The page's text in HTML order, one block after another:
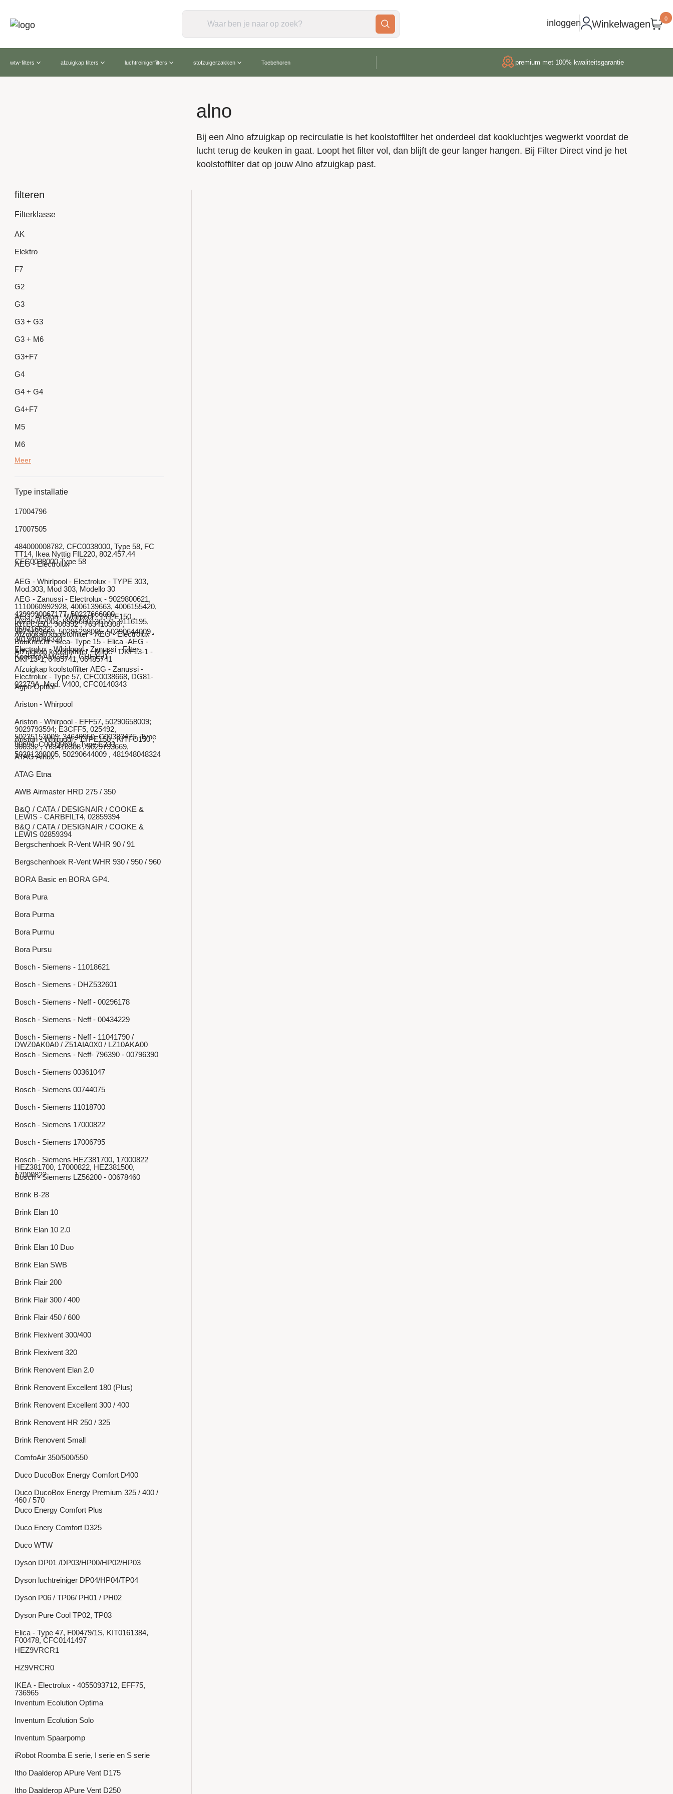
inloggen Winkelwagen 0
wtw-filters afzuigkap filters luchtreinigerfilters stofzuigerzakken Toebehoren premium met 100% kwaliteitsgarantie
alno
Bij een Alno afzuigkap op recirculatie is het koolstoffilter het onderdeel dat kookluchtjes wegwerkt voordat de
lucht terug de keuken in gaat. Loopt het filter vol, dan blijft de geur langer hangen. Bij Filter Direct vind je het
koolstoffilter dat op jouw Alno afzuigkap past.
filteren
Filterklasse
AK
Elektro
F7
G2
G3
G3 + G3
G3 + M6
G3+F7
G4
G4 + G4
G4+F7
M5
M6
Meer
Type installatie
17004796
17007505
484000008782, CFC0038000, Type 58, FC
TT14, Ikea Nyttig FIL220, 802.457.44
CFC0038000 Type 58
AEG - Electrolux
AEG - Whirlpool - Electrolux - TYPE 303,
Mod.303, Mod 303, Modello 30
AEG - Zanussi - Electrolux - 9029800621,
1110060992928, 4006139663, 4006155420,
4399990067177, 50227666000,
50235757007, 8996600136171, 9116195,
959716622
AEG- Ariston - Whirpool - TYPE150 ,
KITFC150 , 900392 , 763410308 ,
9029793669, 50281298005, 50290644009 ,
481948048324
Afzuigkap koolstoffilter - AEG - Electrolux -
Bauknecht - Ikea- Type 15 - Elica -AEG -
Electrolux - Whirlpool - Zanussi - Filter
Koolstof AMC027 - CHF15/1
Afzuigkap koolstoffilter - Miele - DKF13-1 -
DKF13-1, 6485741, 06485741
Afzuigkap koolstoffilter AEG - Zanussi -
Electrolux - Type 57, CFC0038668, DG81-
02279A, Mod. V400, CFC0140343
Agpo Optifor
Ariston - Whirpool
Ariston - Whirpool - EFF57, 50290658009;
9029793594; E3CFF5, 025492,
50235153009; 34640950, C00383475, Type
90694, C00090694, Type E233
Ariston - Whirpool - TYPE150 , KITFC150 ,
900392 , 763410308 , 9029793669,
50281298005, 50290644009 , 481948048324
ATAG Airlux
ATAG Etna
AWB Airmaster HRD 275 / 350
B&Q / CATA / DESIGNAIR / COOKE &
LEWIS - CARBFILT4, 02859394
B&Q / CATA / DESIGNAIR / COOKE &
LEWIS 02859394
Bergschenhoek R-Vent WHR 90 / 91
Bergschenhoek R-Vent WHR 930 / 950 / 960
BORA Basic en BORA GP4.
Bora Pura
Bora Purma
Bora Purmu
Bora Pursu
Bosch - Siemens - 11018621
Bosch - Siemens - DHZ532601
Bosch - Siemens - Neff - 00296178
Bosch - Siemens - Neff - 00434229
Bosch - Siemens - Neff - 11041790 /
DWZ0AK0A0 / Z51AIA0X0 / LZ10AKA00
Bosch - Siemens - Neff- 796390 - 00796390
Bosch - Siemens 00361047
Bosch - Siemens 00744075
Bosch - Siemens 11018700
Bosch - Siemens 17000822
Bosch - Siemens 17006795
Bosch - Siemens HEZ381700, 17000822
HEZ381700, 17000822, HEZ381500,
17000822
Bosch - Siemens LZ56200 - 00678460
Brink B-28
Brink Elan 10
Brink Elan 10 2.0
Brink Elan 10 Duo
Brink Elan SWB
Brink Flair 200
Brink Flair 300 / 400
Brink Flair 450 / 600
Brink Flexivent 300/400
Brink Flexivent 320
Brink Renovent Elan 2.0
Brink Renovent Excellent 180 (Plus)
Brink Renovent Excellent 300 / 400
Brink Renovent HR 250 / 325
Brink Renovent Small
ComfoAir 350/500/550
Duco DucoBox Energy Comfort D400
Duco DucoBox Energy Premium 325 / 400 /
460 / 570
Duco Energy Comfort Plus
Duco Enery Comfort D325
Duco WTW
Dyson DP01 /DP03/HP00/HP02/HP03
Dyson luchtreiniger DP04/HP04/TP04
Dyson P06 / TP06/ PH01 / PH02
Dyson Pure Cool TP02, TP03
Elica - Type 47, F00479/1S, KIT0161384,
F00478, CFC0141497
HEZ9VRCR1
HZ9VRCR0
IKEA - Electrolux - 4055093712, EFF75,
736965
Inventum Ecolution Optima
Inventum Ecolution Solo
Inventum Spaarpomp
iRobot Roomba E serie, I serie en S serie
Itho Daalderop APure Vent D175
Itho Daalderop APure Vent D250